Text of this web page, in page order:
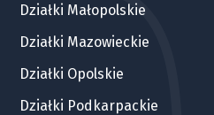
Działki Małopolskie
Działki Mazowieckie
Działki Opolskie
Działki Podkarpackie